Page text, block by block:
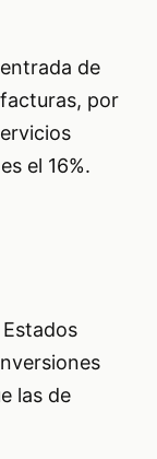
de
por
el 16%.
las de